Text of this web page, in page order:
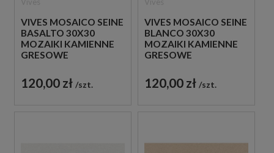
VIVES MOSAICO SEINE
BASALTO 30X30
MOZAIKI KAMIENNE
GRESOWE
120,00 zł szt.
VIVES MOSAICO SEINE
BLANCO 30X30
MOZAIKI KAMIENNE
GRESOWE
120,00 zł szt.